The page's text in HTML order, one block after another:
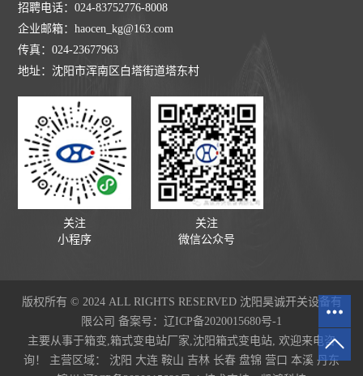
招聘电话：024-83752776-8008
企业邮箱：haocen_kg@163.com
传真：024-23677963
地址：沈阳市浑南区白塔街道塔东村
关注
小程序
关注
微信公众号
版权所有 © 2024 ALL RIGHTS RESERVED 沈阳昊诚开关设备有
限公司 备案号： 辽ICP备2020015680号-1
主要从事于箱变 箱式变电站厂家 沈阳箱式变电站 , 欢迎来电咨
询！ 主营区域： 沈阳 大连 鞍山 吉林 长春 盘锦 营口 本溪 丹东